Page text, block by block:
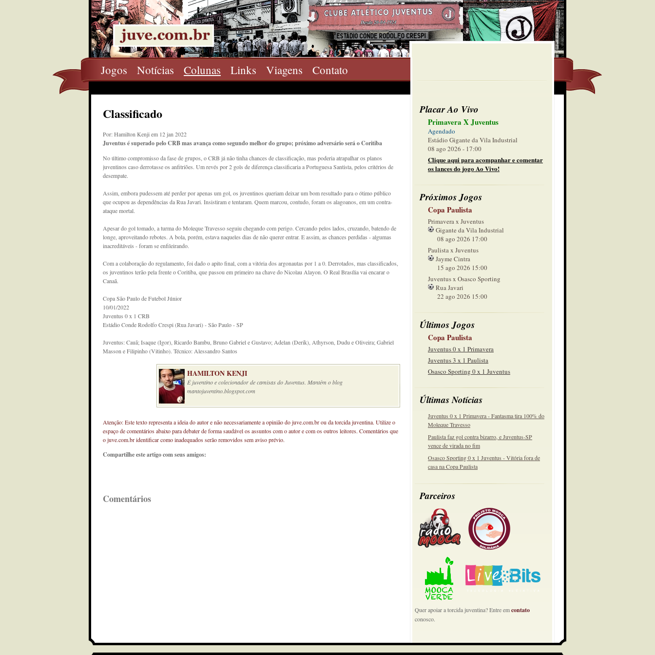
Jogos Notícias Colunas Links Viagens Contato
Placar Ao Vivo
Primavera X Juventus
Agendado
Estádio Gigante da Vila Industrial
08 ago 2026 - 17:00
Clique aqui para acompanhar e comentar
os lances do jogo Ao Vivo!
Próximos Jogos
Copa Paulista
Primavera x Juventus
Gigante da Vila Industrial
08 ago 2026 17:00
Paulista x Juventus
Jayme Cintra
15 ago 2026 15:00
Juventus x Osasco Sporting
Rua Javari
22 ago 2026 15:00
Últimos Jogos
Copa Paulista
Juventus 0 x 1 Primavera
Juventus 3 x 1 Paulista
Osasco Sporting 0 x 1 Juventus
Últimas Notícias
Juventus 0 x 1 Primavera - Fantasma tira 100% do
Moleque Travesso
Paulista faz gol contra bizarro, e Juventus-SP
vence de virada no fim
Osasco Sporting 0 x 1 Juventus - Vitória fora de
casa na Copa Paulista
Parceiros
Quer apoiar a torcida juventina? Entre emcontato
conosco.
Classificado
Por: Hamilton Kenji em 12 jan 2022
Juventus é superado pelo CRB mas avança como segundo melhor do grupo; próximo adversário será o Coritiba
No último compromisso da fase de grupos, o CRB já não tinha chances de classificação, mas poderia atrapalhar os planos
juventinos caso derrotasse os anfitriões. Um revés por 2 gols de diferença classificaria a Portuguesa Santista, pelos critérios de
desempate.
Assim, embora pudessem até perder por apenas um gol, os juventinos queriam deixar um bom resultado para o ótimo público
que ocupou as dependências da Rua Javari. Insistiram e tentaram. Quem marcou, contudo, foram os alagoanos, em um contra-
ataque mortal.
Apesar do gol tomado, a turma do Moleque Travesso seguiu chegando com perigo. Cercando pelos lados, cruzando, batendo de
longe, aproveitando rebotes. A bola, porém, estava naqueles dias de não querer entrar. E assim, as chances perdidas - algumas
inacreditáveis - foram se enfileirando.
Com a colaboração do regulamento, foi dado o apito final, com a vitória dos argonautas por 1 a 0. Derrotados, mas classificados,
os juventinos terão pela frente o Coritiba, que passou em primeiro na chave do Nicolau Alayon. O Real Brasília vai encarar o
Canaã.
Copa São Paulo de Futebol Júnior
10/01/2022
Juventus 0 x 1 CRB
Estádio Conde Rodolfo Crespi (Rua Javari) - São Paulo - SP
Juventus: Cauã; Isaque (Igor), Ricardo Bambu, Bruno Gabriel e Gustavo; Adelan (Derik), Athyrson, Dudu e Oliveira; Gabriel
Masson e Filipinho (Vitinho). Técnico: Alessandro Santos
HAMILTON KENJI
É juventino e colecionador de camisas do Juventus. Mantém o blog
mantojuventino.blogspot.com
Atenção: Este texto representa a ideia do autor e não necessariamente a opinião do juve.com.br ou da torcida juventina. Utilize o
espaço de comentários abaixo para debater de forma saudável os assuntos com o autor e com os outros leitores. Comentários que
o juve.com.br identificar como inadequados serão removidos sem aviso prévio.
Compartilhe este artigo com seus amigos:
Comentários